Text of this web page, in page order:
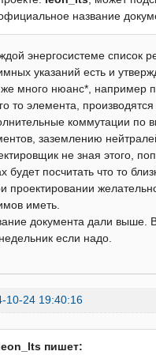
название
энергосистеме список
указаний есть и
много нюанс*, например
то элемента, производятся
коммутации по
заземлению
не зная этого,
будет посчитать что то
проектировании
иметь.
документа дали выше.
если надо.
10-24 19:40:16
пишет: